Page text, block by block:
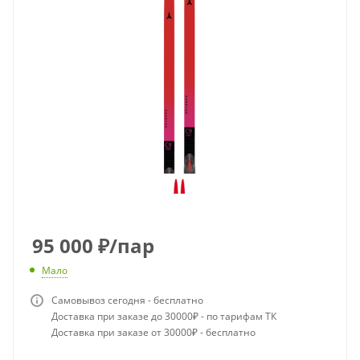
95 000 ₽/пар
Мало
Самовывоз сегодня - бесплатно
Доставка при заказе до 30000₽ - по тарифам ТК
Доставка при заказе от 30000₽ - бесплатно